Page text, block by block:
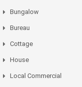
Bungalow
Bureau
Cottage
House
Local Commercial